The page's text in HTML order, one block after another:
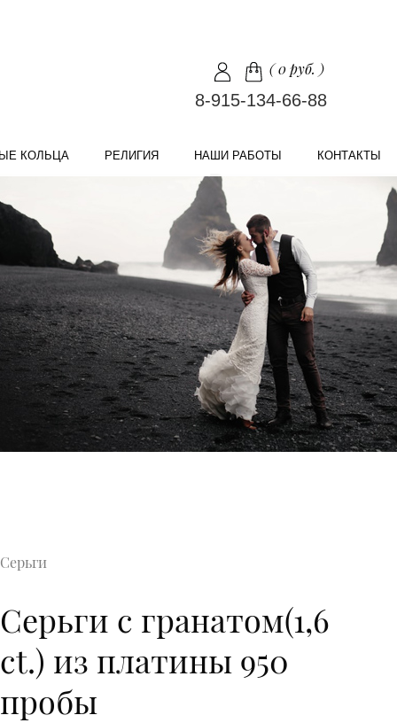
(0 руб. )
8-915-134-66-88
КОЛЬЦА РЕЛИГИЯ НАШИ РАБОТЫ КОНТАКТЫ
Серьги
Серьги с гранатом(1,6
ct.) из платины 950
пробы